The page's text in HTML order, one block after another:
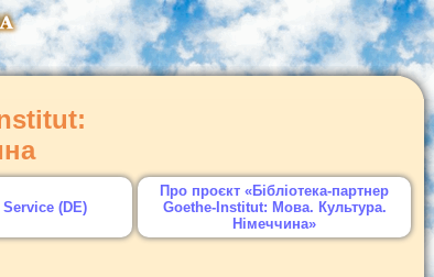
(DE)
Про проєкт «Бібліотека-партнер
Goethe-Institut: Мова. Культура.
Німеччина»